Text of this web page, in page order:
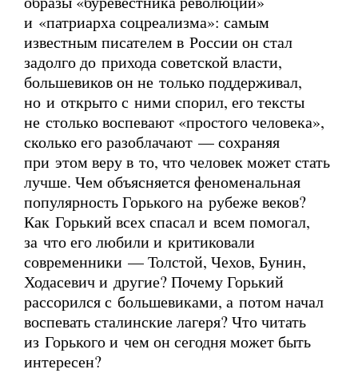
и «патриарха соцреализма»: самым
известным писателем в России он стал
задолго до прихода советской власти,
большевиков он не только поддерживал,
но и открыто с ними спорил, его тексты
не столько воспевают «простого человека»,
сколько его разоблачают — сохраняя
при этом веру в то, что человек может стать
лучше. Чем объясняется феноменальная
популярность Горького на рубеже веков?
Как Горький всех спасал и всем помогал,
за что его любили и критиковали
современники — Толстой, Чехов, Бунин,
Ходасевич и другие? Почему Горький
рассорился с большевиками, а потом начал
воспевать сталинские лагеря? Что читать
из Горького и чем он сегодня может быть
интересен?